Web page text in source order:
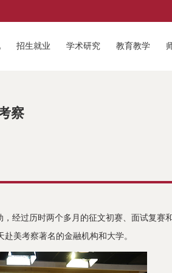
招生就业 学术研究 教育教学
察
经过历时两个多月的征文初赛、面试复赛
美考察著名的金融机构和大学。